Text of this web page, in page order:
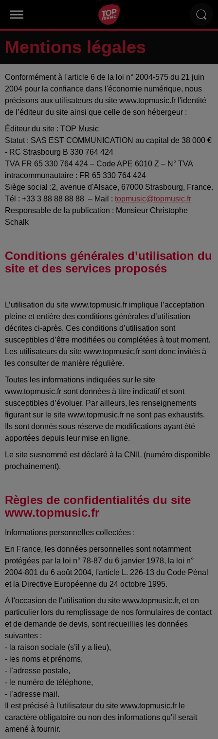
Mentions légales
Conformément à l'article 6 de la loi n° 2004-575 du 21 juin
2004 pour la confiance dans l'économie numérique, nous
précisons aux utilisateurs du site www.topmusic.fr l'identité
de l’éditeur du site ainsi que celle de son hébergeur :
Éditeur du site : TOP Music
Statut : SAS EST COMMUNICATION au capital de 38 000 €
- RC Strasbourg B 330 764 424
TVA FR 65 330 764 424 – Code APE 6010 Z – N° TVA
intracommunautaire : FR 65 330 764 424
Siège social :2, avenue d'Alsace, 67000 Strasbourg, France.
Tél : +33 3 88 88 88 88 – Mail : topmusic@topmusic.fr
Responsable de la publication : Monsieur Christophe
Schalk
Conditions générales d’utilisation du
site et des services proposés
L’utilisation du site www.topmusic.fr implique l’acceptation
pleine et entière des conditions générales d’utilisation
décrites ci-après. Ces conditions d’utilisation sont
susceptibles d’être modifiées ou complétées à tout moment.
Les utilisateurs du site www.topmusic.fr sont donc invités à
les consulter de manière régulière.
Toutes les informations indiquées sur le site
www.topmusic.fr sont données à titre indicatif et sont
susceptibles d’évoluer. Par ailleurs, les renseignements
figurant sur le site www.topmusic.fr ne sont pas exhaustifs.
Ils sont donnés sous réserve de modifications ayant été
apportées depuis leur mise en ligne.
Le site susnommé est déclaré à la CNIL (numéro disponible
prochainement).
Règles de confidentialités du site
www.topmusic.fr
Informations personnelles collectées :
En France, les données personnelles sont notamment
protégées par la loi n° 78-87 du 6 janvier 1978, la loi n°
2004-801 du 6 août 2004, l'article L. 226-13 du Code Pénal
et la Directive Européenne du 24 octobre 1995.
A l'occasion de l'utilisation du site www.topmusic.fr, et en
particulier lors du remplissage de nos formulaires de contact
et de demande de devis, sont recueillies les données
suivantes :
- la raison sociale (s’il y a lieu),
- les noms et prénoms,
- l’adresse postale,
- le numéro de téléphone,
- l’adresse mail.
Il est précisé à l'utilisateur du site www.topmusic.fr le
caractère obligatoire ou non des informations qu'il serait
amené à fournir.